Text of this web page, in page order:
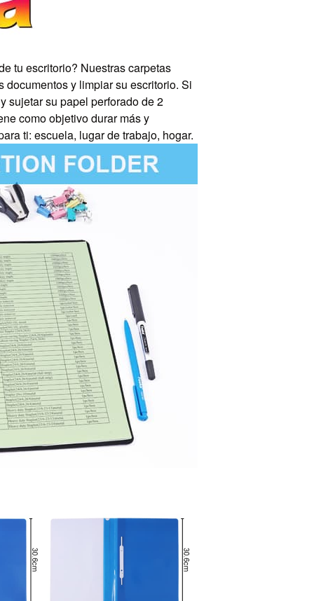
tu escritorio? Nuestras carpetas
y limpiar su escritorio. Si
sujetar su papel perforado de 2
como objetivo durar más y
ti: escuela, lugar de trabajo, hogar.